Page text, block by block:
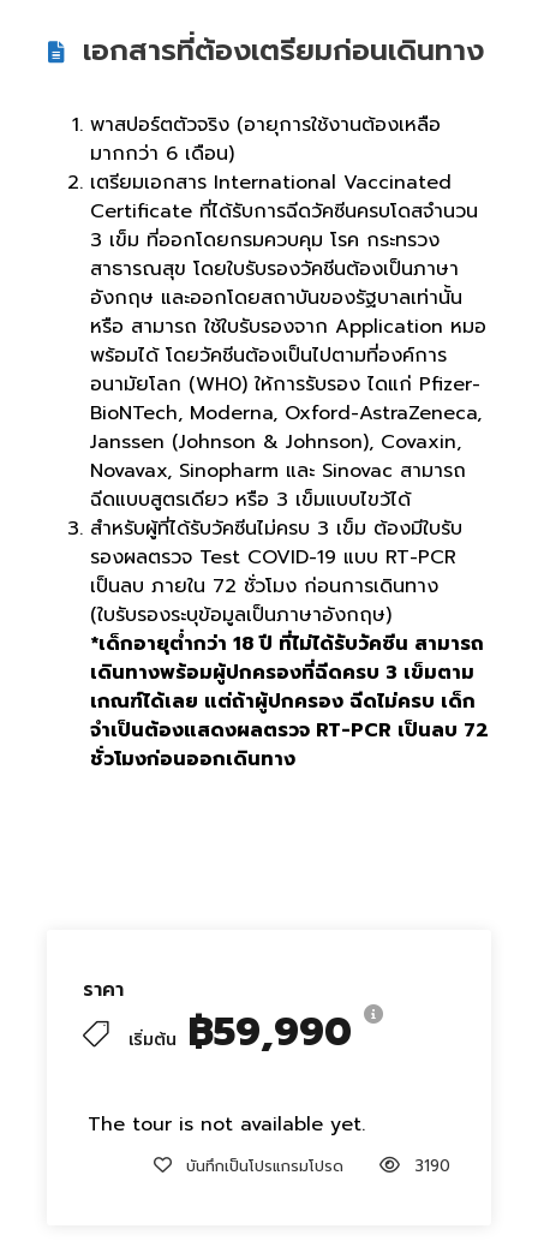
ราคา
เริ่มต้น ฿59,990
The tour is not available yet.
บันทึกเป็นโปรแกรมโปรด 3190
เอกสารที่ต้องเตรียมก่อนเดินทาง
พาสปอร์ตตัวจริง (อายุการใช้งานต้องเหลือ
มากกว่า 6 เดือน)
เตรียมเอกสาร International Vaccinated
Certificate ที่ได้รับการฉีดวัคซีนครบโดสจำนวน
3 เข็ม ที่ออกโดยกรมควบคุม โรค กระทรวง
สาธารณสุข โดยใบรับรองวัคชีนต้องเป็นภาษา
อังกฤษ และออกโดยสถาบันของรัฐบาลเท่านั้น
หรือ สามารถ ใช้ใบรับรองจาก Application หมอ
พร้อมได้ โดยวัคชีนต้องเป็นไปตามที่องค์การ
อนามัยโลก (WH0) ให้การรับรอง ไดแก่ Pfizer-
BioNTech, Moderna, Oxford-AstraZeneca,
Janssen (Johnson & Johnson), Covaxin,
Novavax, Sinopharm และ Sinovac สามารถ
ฉีดแบบสูตรเดียว หรือ 3 เข็มแบบไขว้ได้
สำหรับผู้ที่ได้รับวัคซีนไม่ครบ 3 เข็ม ต้องมีใบรับ
รองผลตรวจ Test COVID-19 แบบ RT-PCR
เป็นลบ ภายใน 72 ชั่วโมง ก่อนการเดินทาง
(ใบรับรองระบุข้อมูลเป็นภาษาอังกฤษ)
*เด็กอายุต่ำกว่า 18 ปี ที่ไม่ได้รับวัคซีน สามารถ
เดินทางพร้อมผู้ปกครองที่ฉีดครบ 3 เข็มตาม
เกณฑ์ได้เลย แต่ถ้าผู้ปกครอง ฉีดไม่ครบ เด็ก
จำเป็นต้องแสดงผลตรวจ RT-PCR เป็นลบ 72
ชั่วโมงก่อนออกเดินทาง